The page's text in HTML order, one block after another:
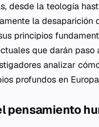
desde la teología
la
principios
que darán
analizar
profundos en
pensamiento